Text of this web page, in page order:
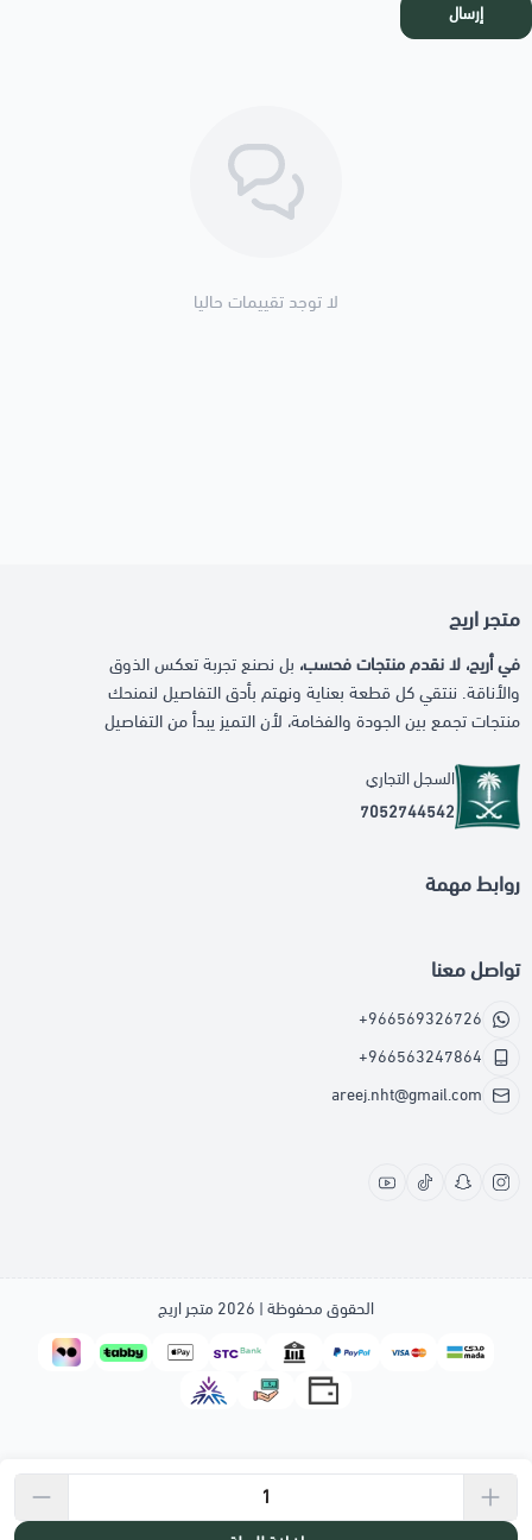
إرسال
لا توجد تقييمات حاليا
متجر اريج
في أريج، لا نقدم منتجات فحسب، بل نصنع تجربة تعكس الذوق
والأناقة. ننتقي كل قطعة بعناية ونهتم بأدق التفاصيل لنمنحك
منتجات تجمع بين الجودة والفخامة، لأن التميز يبدأ من التفاصيل
السجل التجاري
7052744542
روابط مهمة
تواصل معنا
+966569326726
+966563247864
areej.nht@gmail.com
الحقوق محفوظة | 2026 متجر اريج